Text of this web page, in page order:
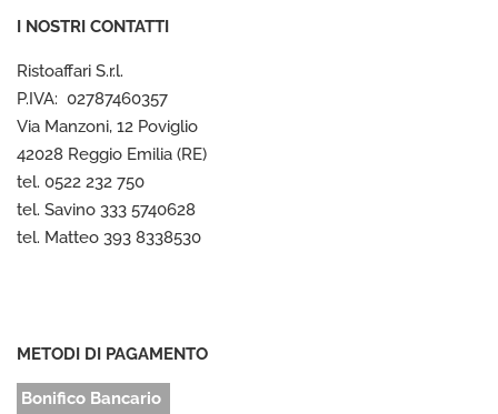
I NOSTRI CONTATTI
Ristoaffari S.r.l.
P.IVA: 02787460357
Via Manzoni, 12 Poviglio
42028 Reggio Emilia (RE)
tel. 0522 232 750
tel. Savino 333 5740628
tel. Matteo 393 8338530
METODI DI PAGAMENTO
Bonifico Bancario